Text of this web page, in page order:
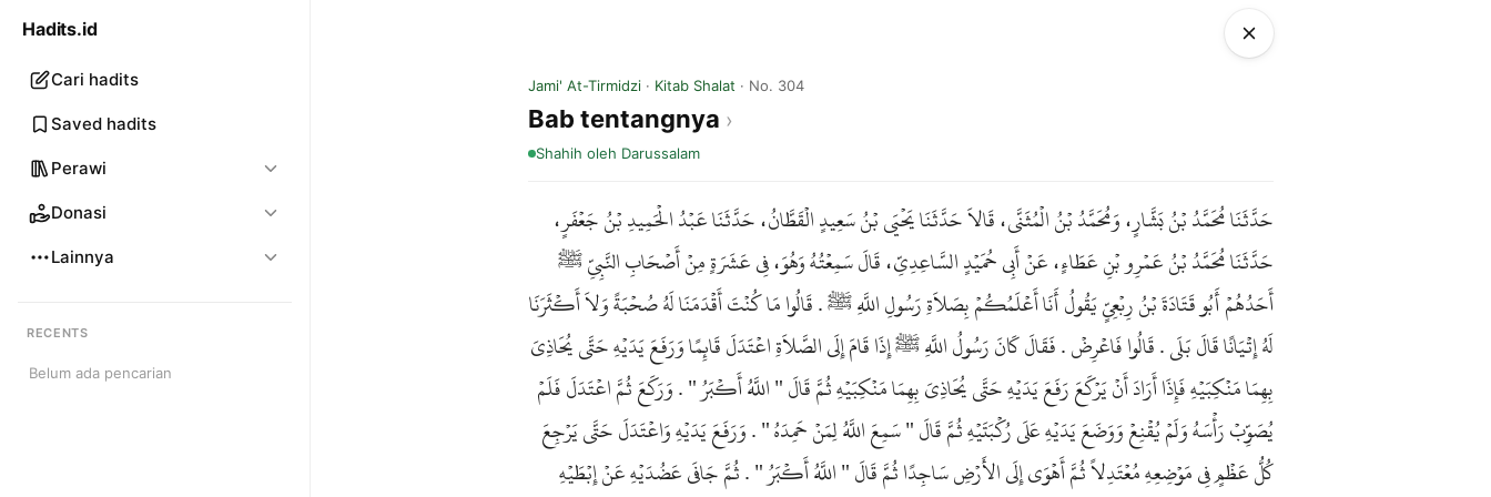
Hadits.id
Cari hadits
Saved hadits
Perawi
Donasi
Lainnya
RECENTS
Belum ada pencarian
Jami' At-Tirmidzi · Kitab Shalat · No. 304
Bab tentangnya
Shahih oleh Darussalam
حَدَّثَنَا مُحَمَّدُ بْنُ بَشَّارٍ، وَمُحَمَّدُ بْنُ الْمُثَنَّى، قَالاَ حَدَّثَنَا يَحْيَى بْنُ سَعِيدٍ الْقَطَّانُ، حَدَّثَنَا عَبْدُ الْحَمِيدِ بْنُ جَعْفَرٍ،
حَدَّثَنَا مُحَمَّدُ بْنُ عَمْرِو بْنِ عَطَاءٍ، عَنْ أَبِي حُمَيْدٍ السَّاعِدِيِّ، قَالَ سَمِعْتُهُ وَهُوَ، فِي عَشَرَةٍ مِنْ أَصْحَابِ النَّبِيِّ ﷺ
أَحَدُهُمْ أَبُو قَتَادَةَ بْنُ رِبْعِيٍّ يَقُولُ أَنَا أَعْلَمُكُمْ بِصَلاَةِ رَسُولِ اللَّهِ ﷺ . قَالُوا مَا كُنْتَ أَقْدَمَنَا لَهُ صُحْبَةً وَلاَ أَكْثَرَنَا
لَهُ إِتْيَانًا قَالَ بَلَى . قَالُوا فَاعْرِضْ . فَقَالَ كَانَ رَسُولُ اللَّهِ ﷺ إِذَا قَامَ إِلَى الصَّلاَةِ اعْتَدَلَ قَائِمًا وَرَفَعَ يَدَيْهِ حَتَّى يُحَاذِيَ
بِهِمَا مَنْكِبَيْهِ فَإِذَا أَرَادَ أَنْ يَرْكَعَ رَفَعَ يَدَيْهِ حَتَّى يُحَاذِيَ بِهِمَا مَنْكِبَيْهِ ثُمَّ قَالَ " اللَّهُ أَكْبَرُ " . وَرَكَعَ ثُمَّ اعْتَدَلَ فَلَمْ
يُصَوِّبْ رَأْسَهُ وَلَمْ يُقْنِعْ وَوَضَعَ يَدَيْهِ عَلَى رُكْبَتَيْهِ ثُمَّ قَالَ " سَمِعَ اللَّهُ لِمَنْ حَمِدَهُ " . وَرَفَعَ يَدَيْهِ وَاعْتَدَلَ حَتَّى يَرْجِعَ
كُلُّ عَظْمٍ فِي مَوْضِعِهِ مُعْتَدِلاً ثُمَّ أَهْوَى إِلَى الأَرْضِ سَاجِدًا ثُمَّ قَالَ " اللَّهُ أَكْبَرُ " . ثُمَّ جَافَى عَضُدَيْهِ عَنْ إِبْطَيْهِ